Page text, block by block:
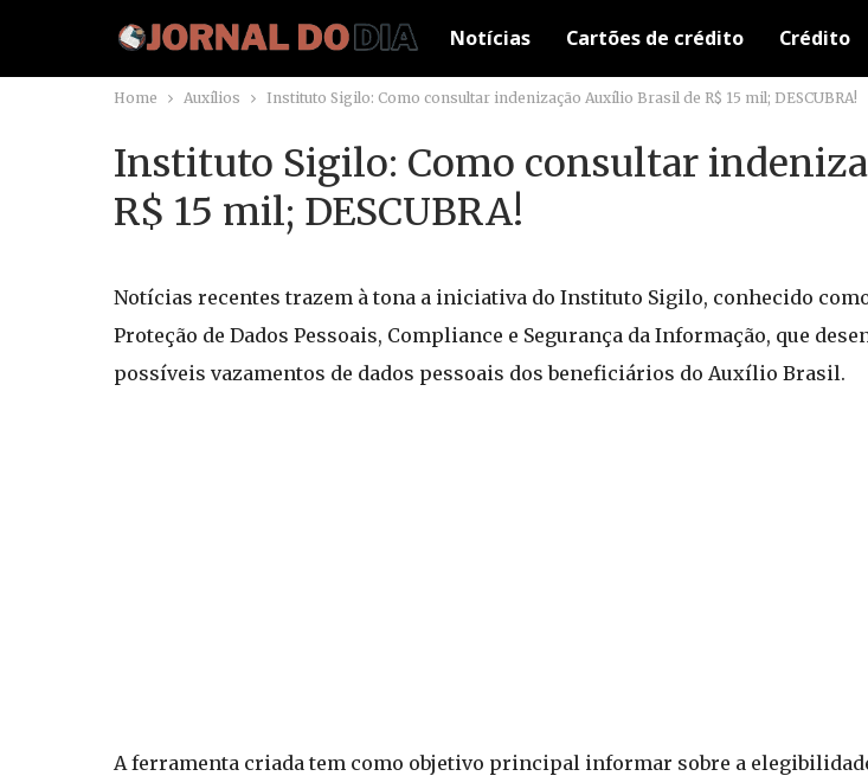
Notícias Cartões de crédito Crédito
Home Auxílios Instituto Sigilo: Como consultar indenização Auxílio Brasil de R$ 15 mil; DESCUBRA!
Instituto Sigilo: Como consultar
R$ 15 mil; DESCUBRA!
Notícias recentes trazem à tona a iniciativa do Instituto Sigilo, conhecido
Proteção de Dados Pessoais, Compliance e Segurança da Informação, que
possíveis vazamentos de dados pessoais dos beneficiários do Auxílio Brasil.
A ferramenta criada tem como objetivo principal informar sobre a